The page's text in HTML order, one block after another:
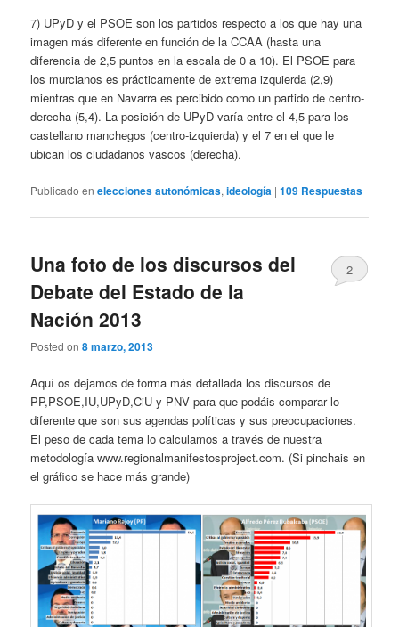
7) UPyD y el PSOE son los partidos respecto a los que hay una
imagen más diferente en función de la CCAA (hasta una
diferencia de 2,5 puntos en la escala de 0 a 10). El PSOE para
los murcianos es prácticamente de extrema izquierda (2,9)
mientras que en Navarra es percibido como un partido de centro-
derecha (5,4). La posición de UPyD varía entre el 4,5 para los
castellano manchegos (centro-izquierda) y el 7 en el que le
ubican los ciudadanos vascos (derecha).
Publicado en elecciones autonómicas,ideología |109 Respuestas
Una foto de los discursos del
Debate del Estado de la
Nación 2013
Posted on8 marzo, 2013
2
Aquí os dejamos de forma más detallada los discursos de
PP,PSOE,IU,UPyD,CiU y PNV para que podáis comparar lo
diferente que son sus agendas políticas y sus preocupaciones.
El peso de cada tema lo calculamos a través de nuestra
metodología www.regionalmanifestosproject.com. (Si pinchais en
el gráfico se hace más grande)